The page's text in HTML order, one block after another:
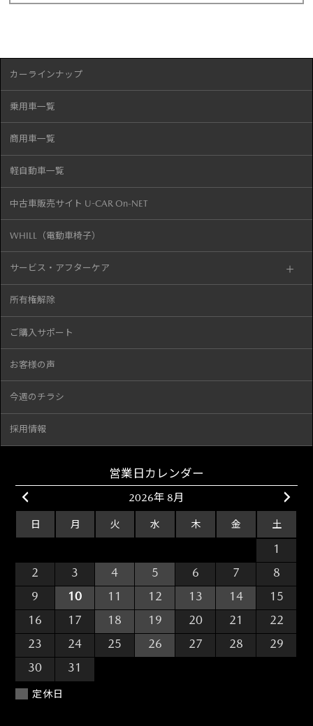
カーラインナップ
乗用車一覧
商用車一覧
軽自動車一覧
中古車販売サイト U-CAR On-NET
WHILL（電動車椅子）
サービス・アフターケア
所有権解除
ご購入サポート
お客様の声
今週のチラシ
採用情報
営業日カレンダー
2026年 8月
日 月 火 水 木 金 土
1
2
3 4 5 6 7
8
9
10 11 12 13 14
15
16
17 18 19 20 21
22
23
24 25 26 27 28
29
30
31
定休日